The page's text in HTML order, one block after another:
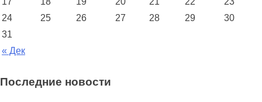
« Дек
24
25 26 27 28 29
30
31
Последние новости